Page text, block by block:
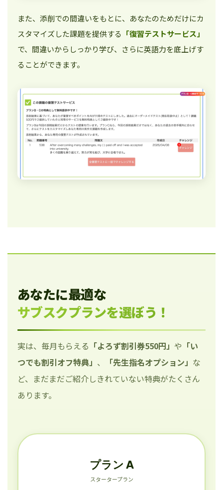
また、添削での間違いをもとに、あなたのためだけにカ
スタマイズした課題を提供する 「復習テストサービス」
で、間違いからしっかり学び、さらに英語力を底上げす
ることができます。
あなたに最適な
サブスクプランを選ぼう！
実は、毎月もらえる 「よろず割引券550円」 や 「い
つでも割引オフ特典」 、 「先生指名オプション」 な
ど、まだまだご紹介しきれていない特典がたくさん
あります。
プラン A
スタータープラン